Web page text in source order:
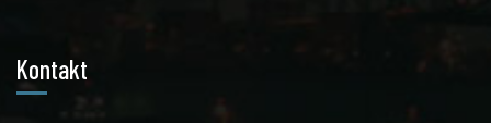
Kontakt